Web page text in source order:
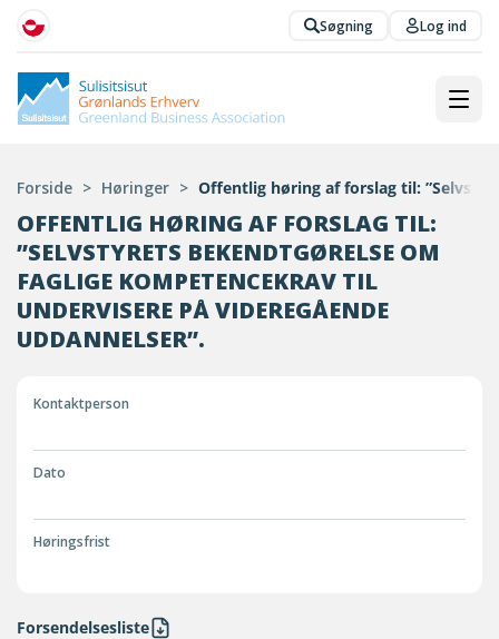
Søgning Log ind
Forside > Høringer > Offentlig høring af forslag til:
OFFENTLIG HØRING AF FORSLAG TIL:
”SELVSTYRETS BEKENDTGØRELSE OM
FAGLIGE KOMPETENCEKRAV TIL
UNDERVISERE PÅ VIDEREGÅENDE
UDDANNELSER”.
Kontaktperson
Dato
Høringsfrist
Forsendelsesliste